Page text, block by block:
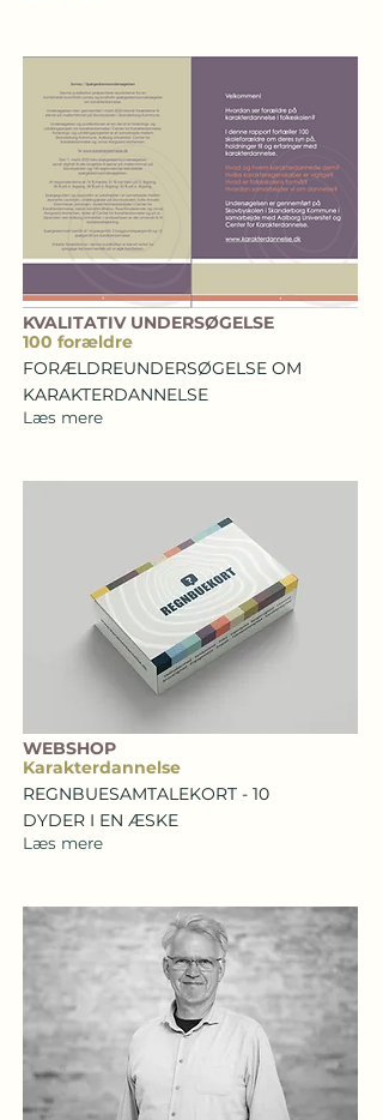
KVALITATIV UNDERSØGELSE
100 forældre
FORÆLDREUNDERSØGELSE OM
KARAKTERDANNELSE
Læs mere
WEBSHOP
Karakterdannelse
REGNBUESAMTALEKORT - 10
DYDER I EN ÆSKE
Læs mere